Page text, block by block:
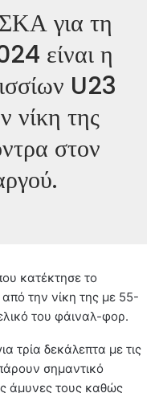
για τη
είναι η
U23
νίκη της
στον
κατέκτησε το
την νίκη της με 55-
του φάιναλ-φορ.
τρία δεκάλεπτα με τις
σημαντικό
άμυνες τους καθώς